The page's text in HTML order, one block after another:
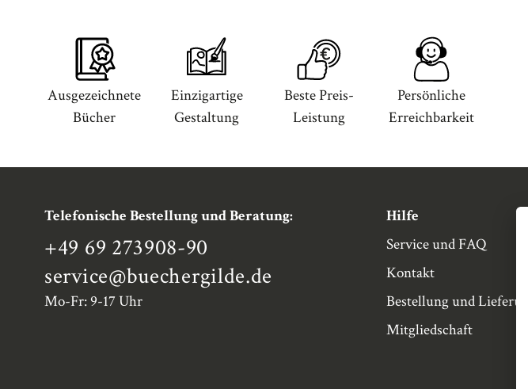
Ausgezeichnete
Bücher
Einzigartige
Gestaltung
Beste Preis-
Leistung
Persönliche
Erreichbarkeit
Telefonische Bestellung und Beratung:
+49 69 273908-90
service@buechergilde.de
Mo-Fr: 9-17 Uhr
Hilfe
Service und FAQ
Kontakt
Bestellung und Lieferung
Mitgliedschaft